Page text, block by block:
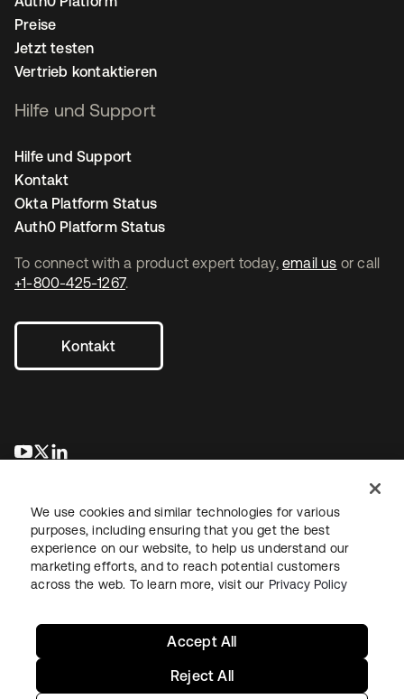
To connect with a product expert today, email us or call
+1-800-425-1267.
Kontakt
wird in einer neuen Registerkarte geöffnet
wird in einer neuen Registerkarte geöffnet
Preise
Jetzt testen
Vertrieb kontaktieren
Hilfe und Support
Hilfe und Support
Kontakt
Okta Platform Status
Auth0 Platform Status
RechtDatenschutzrichtlinieNutzungsbedingungenSicherheit
We use cookies and similar technologies for various
purposes, including ensuring that you get the best
experience on our website, to help us understand our
marketing efforts, and to reach potential customers
across the web. To learn more, visit our Privacy Policy
Reject All
Accept All